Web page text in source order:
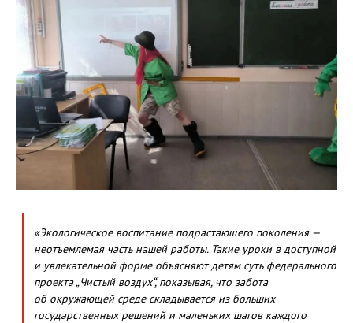
«Экологическое воспитание подрастающего поколения —
неотъемлемая часть нашей работы. Такие уроки в доступной
и увлекательной форме объясняют детям суть федерального
проекта „Чистый воздух“, показывая, что забота
об окружающей среде складывается из больших
государственных решений и маленьких шагов каждого